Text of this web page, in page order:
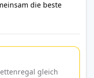
die beste
gleich